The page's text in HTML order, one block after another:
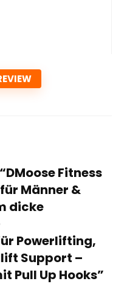
Fitness
Männer &
dicke
Powerlifting,
Support –
Pull Up Hooks”